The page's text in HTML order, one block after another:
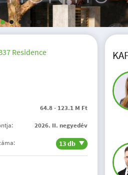
Residence
64.8 - 123.1 M Ft
2026. II. negyedév
13 db